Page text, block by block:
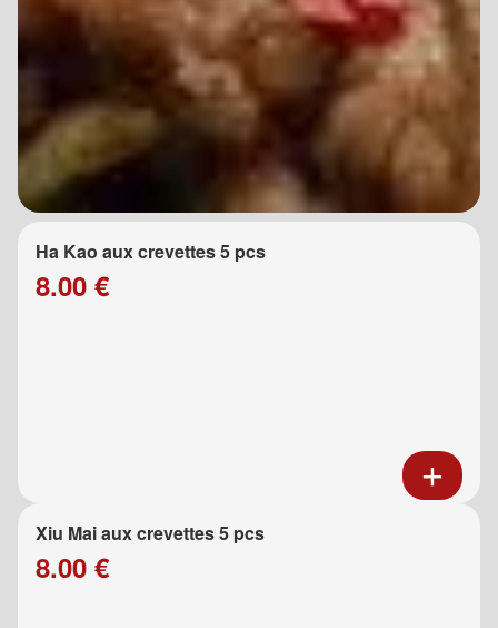
Ha Kao aux crevettes 5 pcs
8.00 €
Xiu Mai aux crevettes 5 pcs
8.00 €